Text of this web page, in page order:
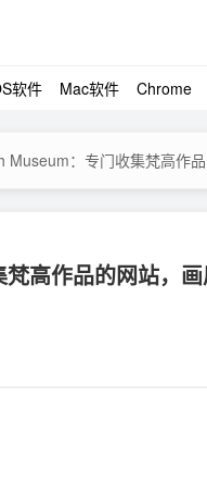
软件 Mac软件 Chrome
Museum：专门收集梵高作
高作品的网站，